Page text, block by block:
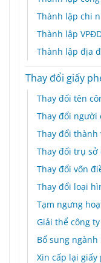
Thành lập chi
Thành lập
Thành lập địa
Thay đổi giấy
Thay đổi tên
Thay đổi
Thay đổi thành
Thay đổi trụ
Thay đổi vốn
Thay đổi loại
Tạm ngưng
Giải thể công ty
Bổ sung
Xin cấp lại giấy